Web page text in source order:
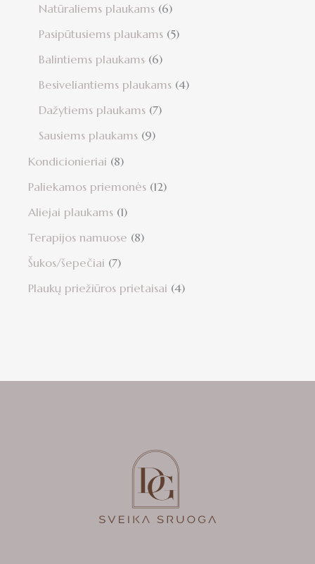
Natūraliems plaukams 6
Pasipūtusiems plaukams 5
Balintiems plaukams 6
Besiveliantiems plaukams 4
Dažytiems plaukams 7
Sausiems plaukams 9
Kondicionieriai 8
Paliekamos priemonės 12
Aliejai plaukams 1
Terapijos namuose 8
Šukos/šepečiai 7
Plaukų priežiūros prietaisai 4